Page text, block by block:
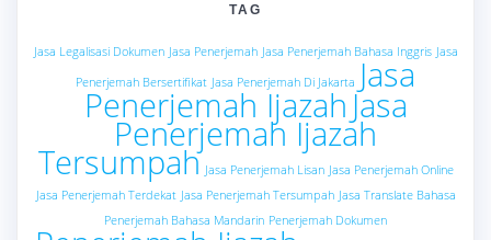
TAG
Jasa Legalisasi Dokumen Jasa Penerjemah Jasa Penerjemah Bahasa Inggris Jasa
Penerjemah Bersertifikat Jasa Penerjemah Di Jakarta Jasa
Penerjemah Ijazah Jasa
Penerjemah Ijazah
Tersumpah Jasa Penerjemah Lisan Jasa Penerjemah Online
Jasa Penerjemah Terdekat Jasa Penerjemah Tersumpah Jasa Translate Bahasa
Penerjemah Bahasa Mandarin Penerjemah Dokumen